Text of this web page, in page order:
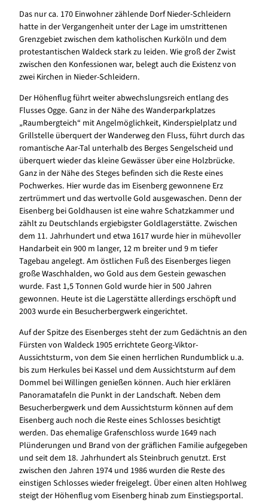
Das nur ca. 170 Einwohner zählende Dorf Nieder-Schleidern
hatte in der Vergangenheit unter der Lage im umstrittenen
Grenzgebiet zwischen dem katholischen Kurköln und dem
protestantischen Waldeck stark zu leiden. Wie groß der Zwist
zwischen den Konfessionen war, belegt auch die Existenz von
zwei Kirchen in Nieder-Schleidern.
Der Höhenflug führt weiter abwechslungsreich entlang des
Flusses Ogge. Ganz in der Nähe des Wanderparkplatzes
„Raumbergteich“ mit Angelmöglichkeit, Kinderspielplatz und
Grillstelle überquert der Wanderweg den Fluss, führt durch das
romantische Aar-Tal unterhalb des Berges Sengelscheid und
überquert wieder das kleine Gewässer über eine Holzbrücke.
Ganz in der Nähe des Steges befinden sich die Reste eines
Pochwerkes. Hier wurde das im Eisenberg gewonnene Erz
zertrümmert und das wertvolle Gold ausgewaschen. Denn der
Eisenberg bei Goldhausen ist eine wahre Schatzkammer und
zählt zu Deutschlands ergiebigster Goldlagerstätte. Zwischen
dem 11. Jahrhundert und etwa 1617 wurde hier in mühevoller
Handarbeit ein 900 m langer, 12 m breiter und 9 m tiefer
Tagebau angelegt. Am östlichen Fuß des Eisenberges liegen
große Waschhalden, wo Gold aus dem Gestein gewaschen
wurde. Fast 1,5 Tonnen Gold wurde hier in 500 Jahren
gewonnen. Heute ist die Lagerstätte allerdings erschöpft und
2003 wurde ein Besucherbergwerk eingerichtet.
Auf der Spitze des Eisenberges steht der zum Gedächtnis an den
Fürsten von Waldeck 1905 errichtete Georg-Viktor-
Aussichtsturm, von dem Sie einen herrlichen Rundumblick u.a.
bis zum Herkules bei Kassel und dem Aussichtsturm auf dem
Dommel bei Willingen genießen können. Auch hier erklären
Panoramatafeln die Punkt in der Landschaft. Neben dem
Besucherbergwerk und dem Aussichtsturm können auf dem
Eisenberg auch noch die Reste eines Schlosses besichtigt
werden. Das ehemalige Grafenschloss wurde 1649 nach
Plünderungen und Brand von der gräflichen Familie aufgegeben
und seit dem 18. Jahrhundert als Steinbruch genutzt. Erst
zwischen den Jahren 1974 und 1986 wurden die Reste des
einstigen Schlosses wieder freigelegt. Über einen alten Hohlweg
steigt der Höhenflug vom Eisenberg hinab zum Einstiegsportal.